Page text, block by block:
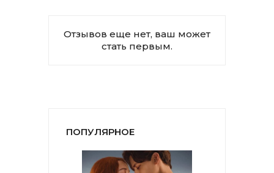
Отзывов еще нет, ваш может
стать первым.
ПОПУЛЯРНОЕ